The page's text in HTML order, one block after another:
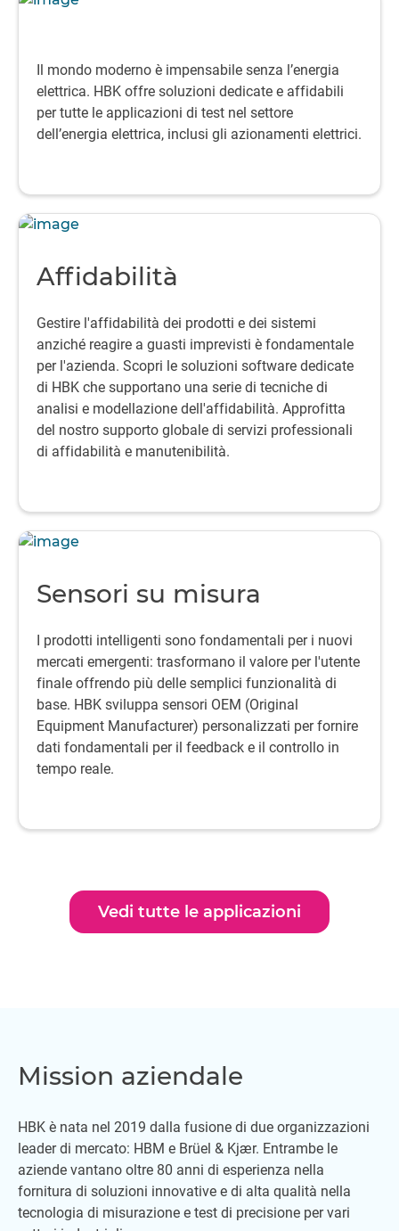
Il mondo moderno è impensabile senza l’energia
elettrica. HBK offre soluzioni dedicate e affidabili
per tutte le applicazioni di test nel settore
dell’energia elettrica, inclusi gli azionamenti elettrici.
Affidabilità
Gestire l'affidabilità dei prodotti e dei sistemi
anziché reagire a guasti imprevisti è fondamentale
per l'azienda. Scopri le soluzioni software dedicate
di HBK che supportano una serie di tecniche di
analisi e modellazione dell'affidabilità. Approfitta
del nostro supporto globale di servizi professionali
di affidabilità e manutenibilità.
Sensori su misura
I prodotti intelligenti sono fondamentali per i nuovi
mercati emergenti: trasformano il valore per l'utente
finale offrendo più delle semplici funzionalità di
base. HBK sviluppa sensori OEM (Original
Equipment Manufacturer) personalizzati per fornire
dati fondamentali per il feedback e il controllo in
tempo reale.
Vedi tutte le applicazioni
Mission aziendale
HBK è nata nel 2019 dalla fusione di due organizzazioni
leader di mercato: HBM e Brüel & Kjær. Entrambe le
aziende vantano oltre 80 anni di esperienza nella
fornitura di soluzioni innovative e di alta qualità nella
tecnologia di misurazione e test di precisione per vari